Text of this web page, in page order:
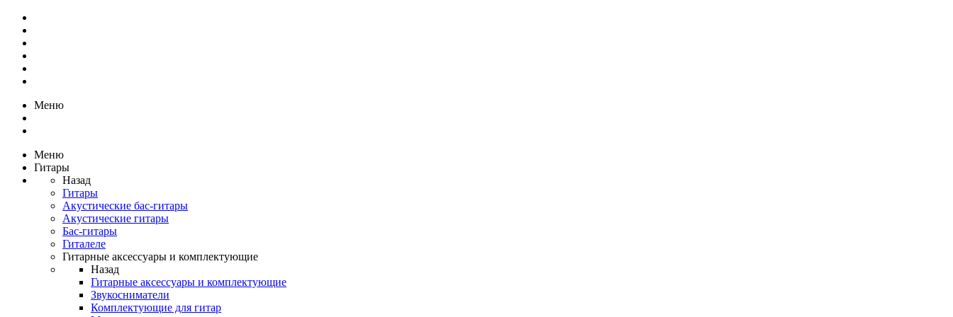
Меню
Меню
Гитары
Назад
Гитары
Акустические бас-гитары
Акустические гитары
Бас-гитары
Гиталеле
Гитарные аксессуары и комплектующие
Назад
Гитарные аксессуары и комплектующие
Звукосниматели
Комплектующие для гитар